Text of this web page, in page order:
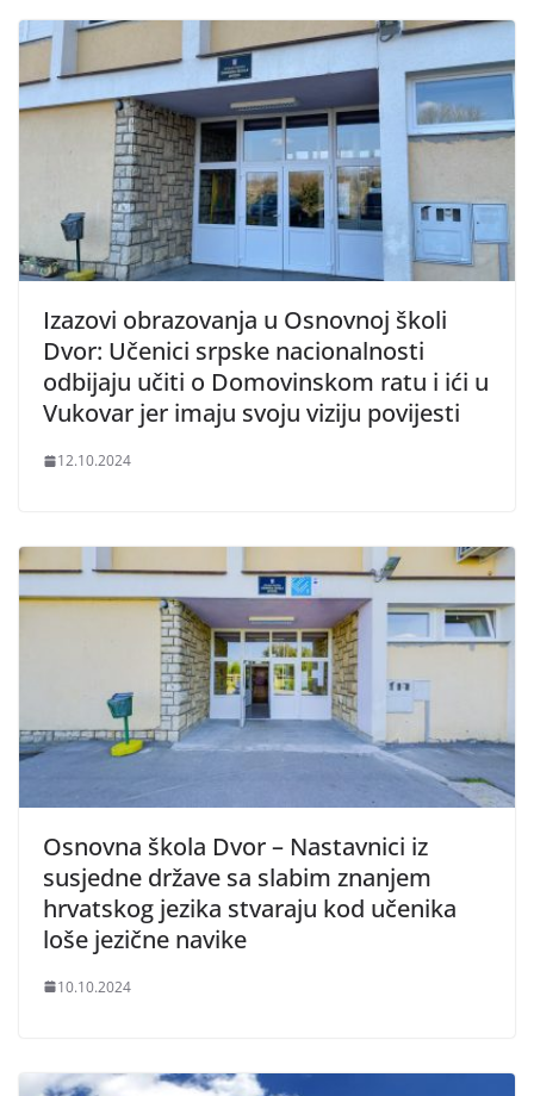
Izazovi obrazovanja u Osnovnoj školi
Dvor: Učenici srpske nacionalnosti
odbijaju učiti o Domovinskom ratu i ići u
Vukovar jer imaju svoju viziju povijesti
12.10.2024
Osnovna škola Dvor – Nastavnici iz
susjedne države sa slabim znanjem
hrvatskog jezika stvaraju kod učenika
loše jezične navike
10.10.2024